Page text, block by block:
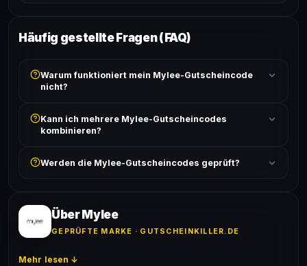
Häufig gestellte Fragen (FAQ)
Warum funktioniert mein Mylee-Gutscheincode
nicht?
ist und ob der Code nicht für bereits reduzierte Artikel
gilt. Alle Bedingungen findest du unter „Details".
Kann ich mehrere Mylee-Gutscheincodes
kombinieren?
akzeptiert. Die Kombination mehrerer Codes ist meist
Werden die Mylee-Gutscheincodes geprüft?
Erfolgsquote wird bei jedem Angebot angezeigt.
Über Mylee
GEPRÜFTE MARKE · GUTSCHEINKILLER.DE
Mehr lesen ↓